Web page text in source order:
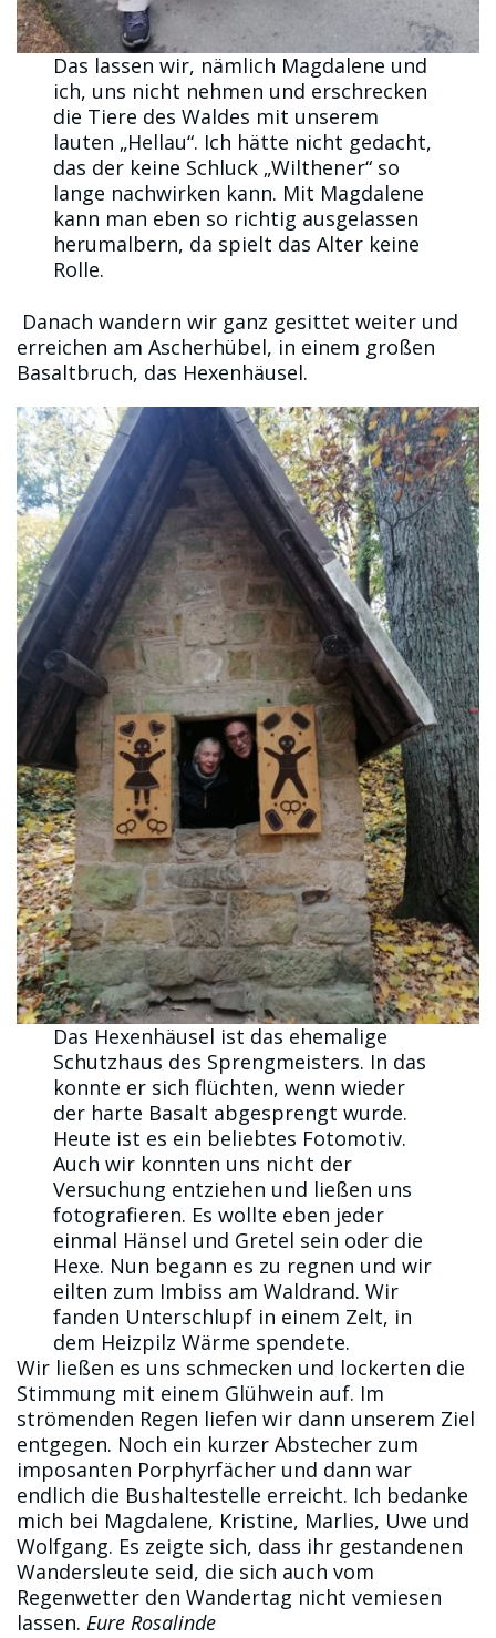
Das lassen wir, nämlich Magdalene und
ich, uns nicht nehmen und erschrecken
die Tiere des Waldes mit unserem
lauten „Hellau“. Ich hätte nicht gedacht,
das der keine Schluck „Wilthener“ so
lange nachwirken kann. Mit Magdalene
kann man eben so richtig ausgelassen
herumalbern, da spielt das Alter keine
Rolle.
Danach wandern wir ganz gesittet weiter und
erreichen am Ascherhübel, in einem großen
Basaltbruch, das Hexenhäusel.
Das Hexenhäusel ist das ehemalige
Schutzhaus des Sprengmeisters. In das
konnte er sich flüchten, wenn wieder
der harte Basalt abgesprengt wurde.
Heute ist es ein beliebtes Fotomotiv.
Auch wir konnten uns nicht der
Versuchung entziehen und ließen uns
fotografieren. Es wollte eben jeder
einmal Hänsel und Gretel sein oder die
Hexe. Nun begann es zu regnen und wir
eilten zum Imbiss am Waldrand. Wir
fanden Unterschlupf in einem Zelt, in
dem Heizpilz Wärme spendete.
Wir ließen es uns schmecken und lockerten die
Stimmung mit einem Glühwein auf. Im
strömenden Regen liefen wir dann unserem Ziel
entgegen. Noch ein kurzer Abstecher zum
imposanten Porphyrfächer und dann war
endlich die Bushaltestelle erreicht. Ich bedanke
mich bei Magdalene, Kristine, Marlies, Uwe und
Wolfgang. Es zeigte sich, dass ihr gestandenen
Wandersleute seid, die sich auch vom
Regenwetter den Wandertag nicht vemiesen
lassen. Eure Rosalinde